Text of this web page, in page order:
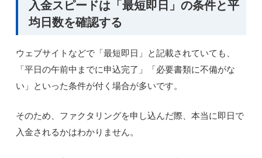
入金スピードは「最短即日」の条件と平
均日数を確認する
ウェブサイトなどで「最短即日」と記載されていても、
「平日の午前中までに申込完了」「必要書類に不備がな
い」といった条件が付く場合が多いです。
そのため、ファクタリングを申し込んだ際、本当に即日で
入金されるかはわかりません。